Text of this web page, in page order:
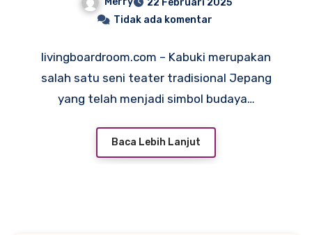
Warisan Budaya
22 Februari 2025
Tidak ada komentar
livingboardroom.com – Kabuki merupakan
salah satu seni teater tradisional Jepang
yang telah menjadi simbol budaya…
Baca Lebih Lanjut